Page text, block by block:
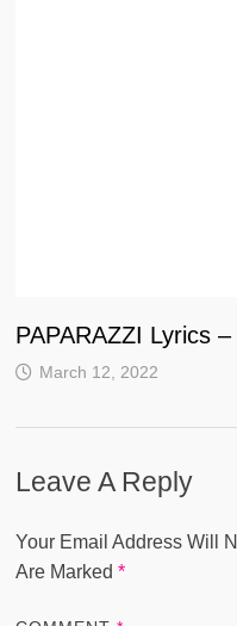
PAPARAZZI Lyrics
March 12, 2022
Leave A Reply
Your Email Address Will
Are Marked *